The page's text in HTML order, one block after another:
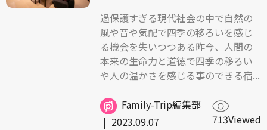
過保護すぎる現代社会の中で自然の
風や音や気配で四季の移ろいを感じ
る機会を失いつつある昨今、人間の
本来の生命力と道徳で四季の移ろい
や人の温かさを感じる事のできる宿...
Family-Trip編集部
| 2023.09.07 713Viewed